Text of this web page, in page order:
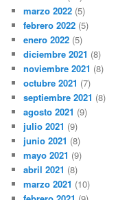
marzo 2022 (5)
febrero 2022 (5)
enero 2022 (5)
diciembre 2021 (8)
noviembre 2021 (8)
octubre 2021 (7)
septiembre 2021 (8)
agosto 2021 (9)
julio 2021 (9)
junio 2021 (8)
mayo 2021 (9)
abril 2021 (8)
marzo 2021 (10)